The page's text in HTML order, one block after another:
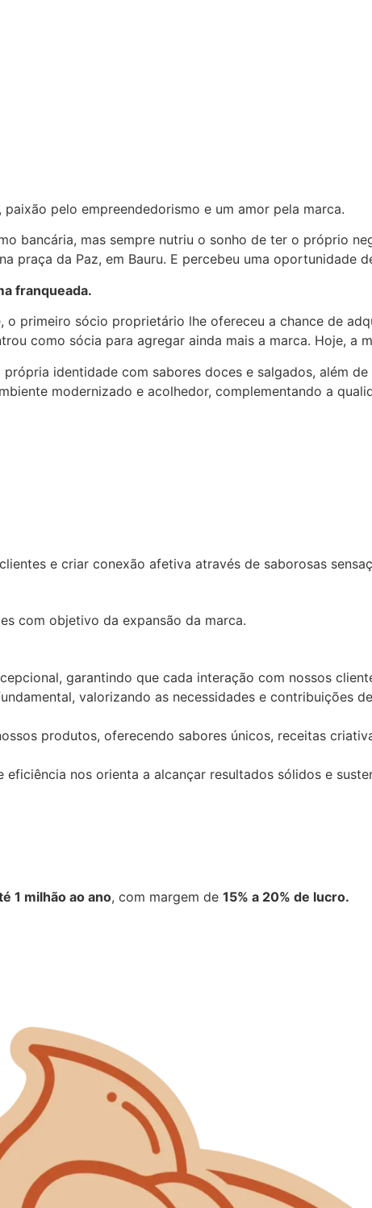
pelo empreendedorismo e um amor pela marca.
bancária, mas sempre nutriu o sonho de ter o próprio
praça da Paz, em Bauru. E percebeu uma oportunidade
franqueada.
primeiro sócio proprietário lhe ofereceu a chance de
como sócia para agregar ainda mais a marca. Hoje, a
identidade com sabores doces e salgados, além
modernizado e acolhedor, complementando a
e criar conexão afetiva através de saborosas
com objetivo da expansão da marca.
garantindo que cada interação com nossos
valorizando as necessidades e contribuições
produtos, oferecendo sabores únicos, receitas
nos orienta a alcançar resultados sólidos e
1 milhão ao ano, com margem de 15% a 20% de lucro.